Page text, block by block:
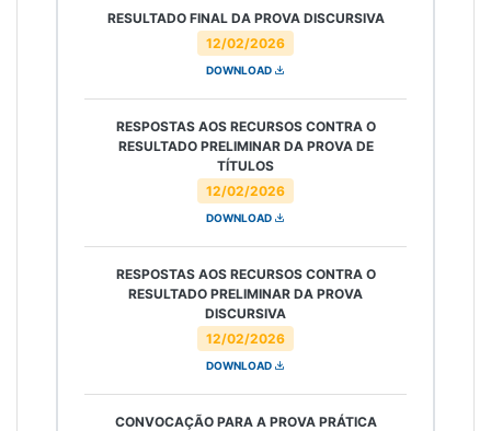
12/02/2026
RESULTADO FINAL DA PROVA DISCURSIVA
DOWNLOAD
12/02/2026
RESPOSTAS AOS RECURSOS CONTRA O
RESULTADO PRELIMINAR DA PROVA DE
TÍTULOS
DOWNLOAD
12/02/2026
RESPOSTAS AOS RECURSOS CONTRA O
RESULTADO PRELIMINAR DA PROVA
DISCURSIVA
DOWNLOAD
CONVOCAÇÃO PARA A PROVA PRÁTICA